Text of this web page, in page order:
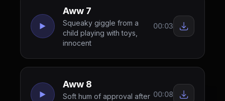
Aww 7
Squeaky giggle from a
child playing with toys,
innocent
00:03
Aww 8
Soft hum of approval after 00:08